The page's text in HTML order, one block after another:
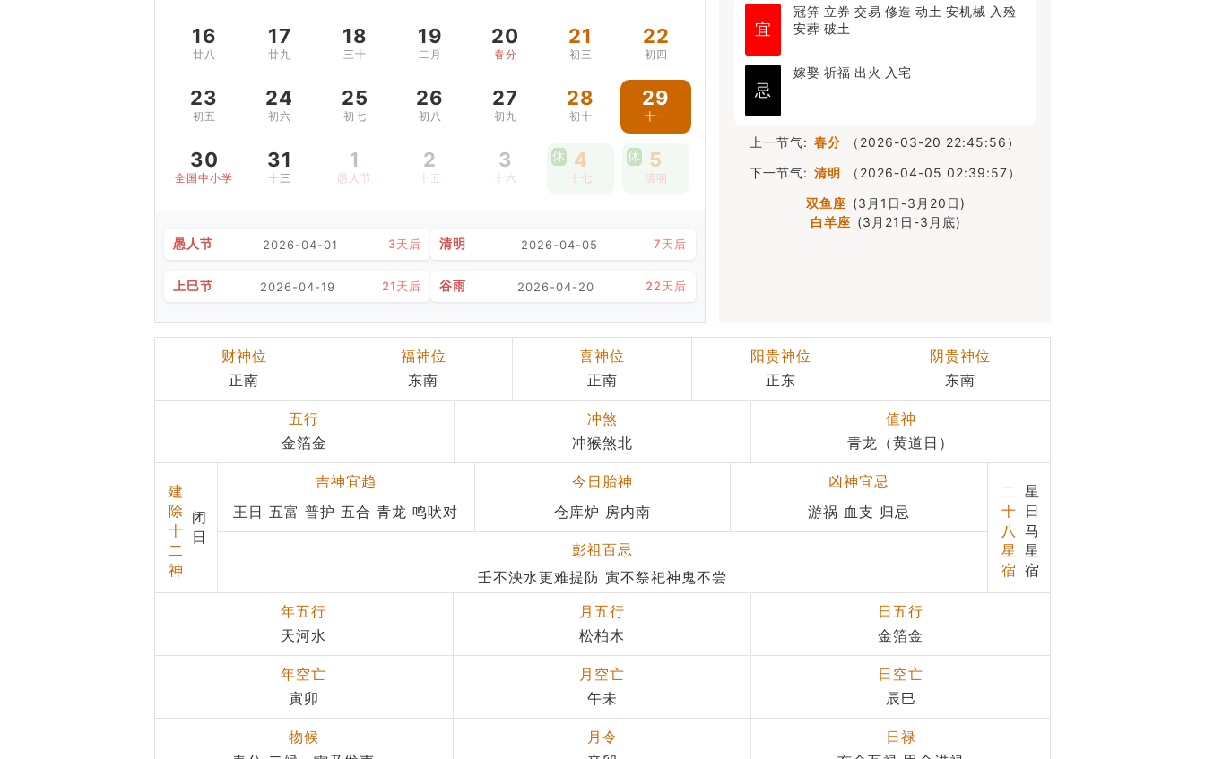
16
廿八
17
廿九
18
三十
19
二月
20
春分
21
初三
22
初四
23
初五
24
初六
25
初七
26
初八
27
初九
28
初十
29
十一
30
全国中小学生安全教育日
31
十三
1
愚人节
2
十五
3
十六
休 4
十七
休 5
清明
愚人节 2026-04-01 3天后 清明 2026-04-05 7天后
上巳节 2026-04-19 21天后 谷雨 2026-04-20 22天后
宜
冠笄 立券 交易 修造 动土 安机械 入殓
安葬 破土
忌
嫁娶 祈福 出火 入宅
上一节气: 春分
（2026-03-20 22:45:56）
下一节气: 清明
（2026-04-05 02:39:57）
双鱼座 (3月1日-3月20日)
白羊座 (3月21日-3月底)
财神位
正南
福神位
东南
喜神位
正南
阳贵神位
正东
阴贵神位
东南
五行
金箔金
冲煞
冲猴煞北
值神
青龙（黄道日）
建
除
十
二
神
闭
日
吉神宜趋
王日 五富 普护 五合 青龙 鸣吠对
今日胎神
仓库炉 房内南
凶神宜忌
游祸 血支 归忌
彭祖百忌
壬不泱水更难提防 寅不祭祀神鬼不尝
二
十
八
星
宿
星
日
马
星
宿
年五行
天河水
月五行
松柏木
日五行
金箔金
年空亡
寅卯
月空亡
午未
日空亡
辰巳
物候
月令
日禄